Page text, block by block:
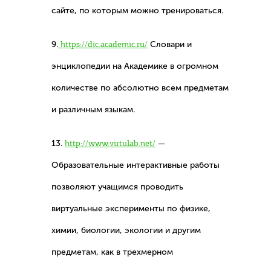
сайте, по которым можно тренироваться.
9. https://dic.academic.ru/ Словари и
энциклопедии на Академике в огромном
количестве по абсолютно всем предметам
и различным языкам.
13. http://www.virtulab.net/ —
Образовательные интерактивные работы
позволяют учащимся проводить
виртуальные эксперименты по физике,
химии, биологии, экологии и другим
предметам, как в трехмерном